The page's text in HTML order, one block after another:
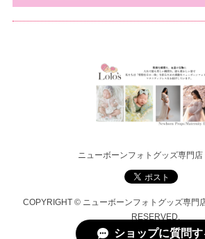
ニューボーンフォトグッズ専門
COPYRIGHT © ニューボーンフォトグッズ専
RESERVED.
ショップに質問す